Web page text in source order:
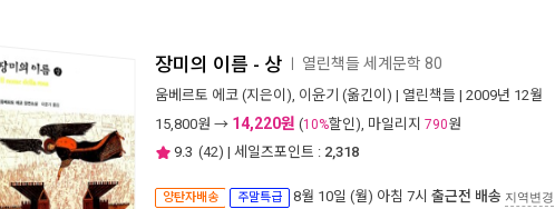
장미의 이름 - 상 열린책들 세계문학 80
움베르토 에코 (지은이), 이윤기 (옮긴이) | 열린책들 | 2009년 12월
15,800원 → 14,220원 (10%할인), 마일리지 790원
9.3 (42) | 세일즈포인트 : 2,318
양탄자배송 주말특급 8월 10일 (월) 아침 7시 출근전 배송 지역변경